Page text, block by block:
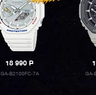
18 990P
GA-B2100FC-7A GA-